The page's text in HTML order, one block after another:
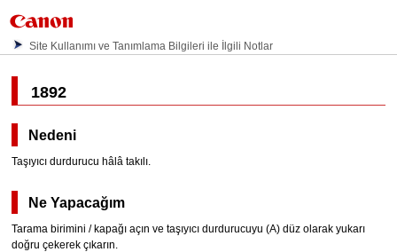
Site Kullanımı ve Tanımlama Bilgileri ile İlgili Notlar
1892
Nedeni
Taşıyıcı durdurucu hâlâ takılı.
Ne Yapacağım
Tarama birimini / kapağı açın vetaşıyıcı durdurucuyu (A) düz olarak yukarı
doğru çekerek çıkarın.